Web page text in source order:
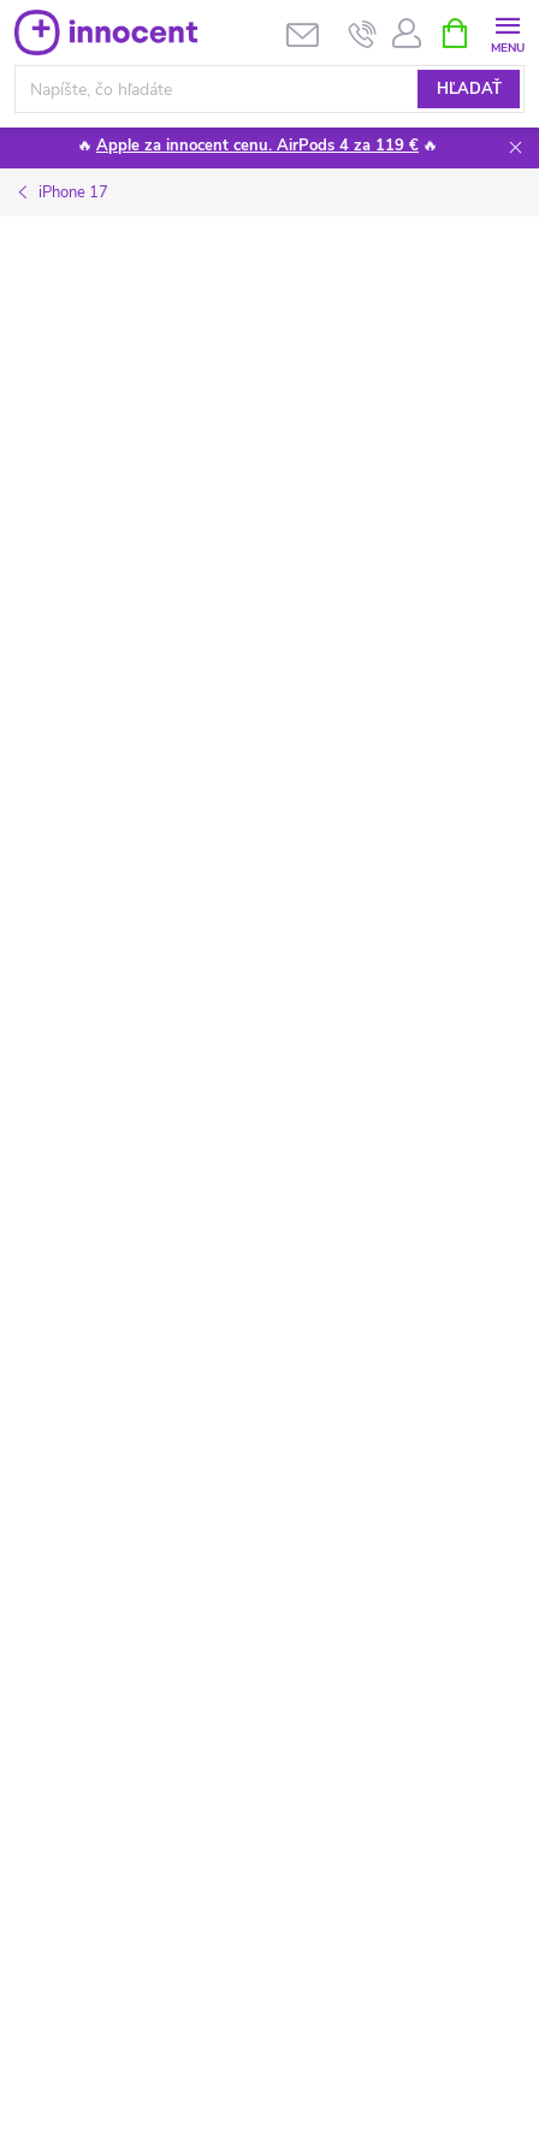
Prejsť
na
obsah
HĽADAŤ
KOŠÍK
🔥 Apple za innocent cenu. AirPods 4 za 119 € 🔥
iPhone 17